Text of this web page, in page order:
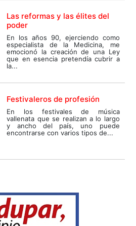
Las reformas y las élites del
poder
En los años 90, ejerciendo como
especialista de la Medicina, me
emocionó la creación de una Ley
que en esencia pretendía cubrir a
la...
Festivaleros de profesión
En los festivales de música
vallenata que se realizan a lo largo
y ancho del país, uno puede
encontrarse con varios tipos de...